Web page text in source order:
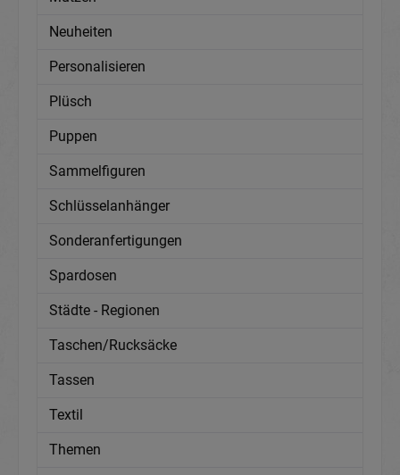
Neuheiten
Personalisieren
Plüsch
Puppen
Sammelfiguren
Schlüsselanhänger
Sonderanfertigungen
Spardosen
Städte - Regionen
Taschen/Rucksäcke
Tassen
Textil
Themen